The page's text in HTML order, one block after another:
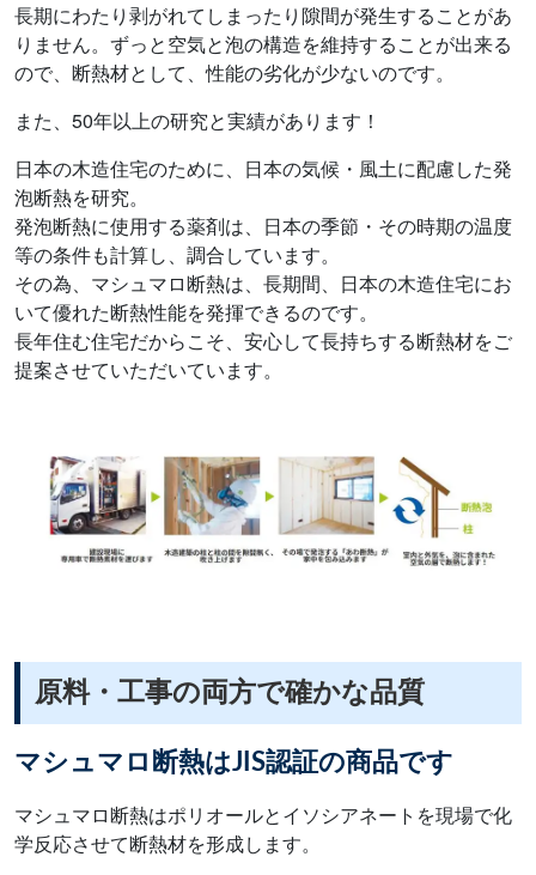
長期にわたり剥がれてしまったり隙間が発生することがあ
りません。ずっと空気と泡の構造を維持することが出来る
ので、断熱材として、性能の劣化が少ないのです。
また、50年以上の研究と実績があります！
日本の木造住宅のために、日本の気候・風土に配慮した発
泡断熱を研究。
発泡断熱に使用する薬剤は、日本の季節・その時期の温度
等の条件も計算し、調合しています。
その為、マシュマロ断熱は、長期間、日本の木造住宅にお
いて優れた断熱性能を発揮できるのです。
長年住む住宅だからこそ、安心して長持ちする断熱材をご
提案させていただいています。
原料・工事の両方で確かな品質
マシュマロ断熱はJIS認証の商品です
マシュマロ断熱はポリオールとイソシアネートを現場で化
学反応させて断熱材を形成します。